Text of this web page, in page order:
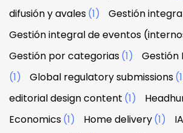
difusión y avales(1) Gestión
Gestión integral de eventos
Gestión por categorias(1)
Gestión
(1)
Global regulatory submissions
editorial design content (1)
Economics(1) Home delivery(1) IA